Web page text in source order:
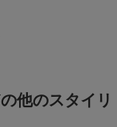
他のスタイリ